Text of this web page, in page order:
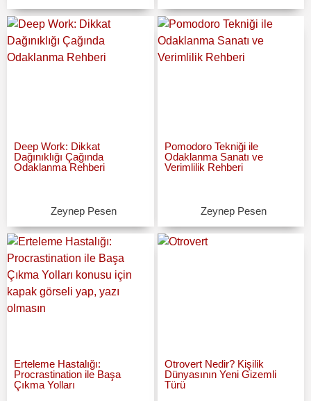
Deep Work: Dikkat
Dağınıklığı Çağında
Odaklanma Rehberi
Zeynep Pesen
Pomodoro Tekniği ile
Odaklanma Sanatı ve
Verimlilik Rehberi
Zeynep Pesen
Erteleme Hastalığı:
Procrastination ile Başa
Çıkma Yolları
Otrovert Nedir? Kişilik
Dünyasının Yeni Gizemli
Türü